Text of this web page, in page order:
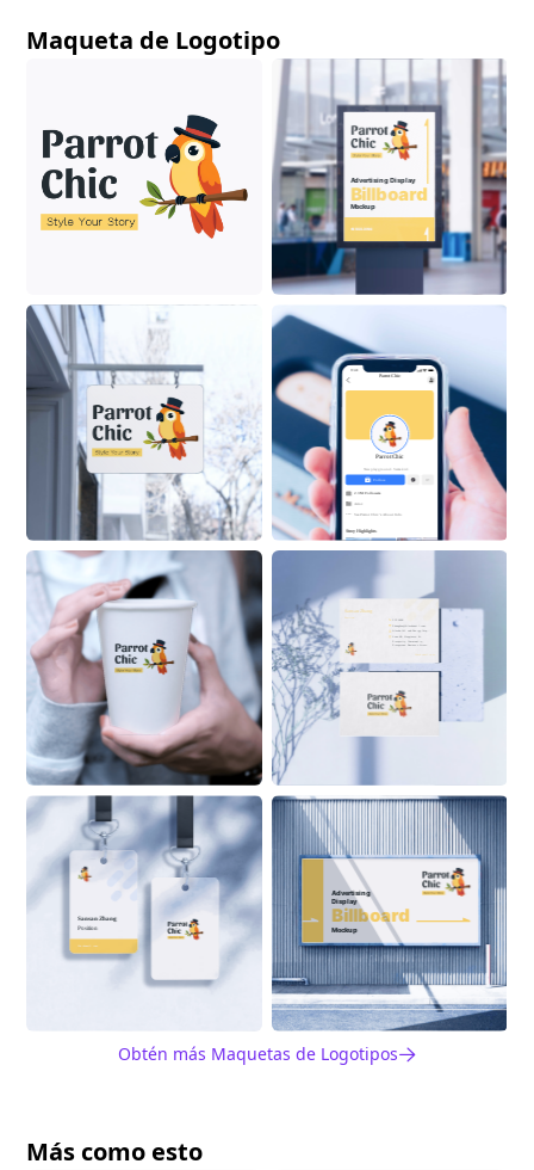
Maqueta de Logotipo
Advertising Display
Billboard
Mockup
ON BUILDING
Stroy Highlights
9:41
Parrot
Chic
Parrot
Chic
New playground. Same kid.
2.3M Followers
Actor
See Parrot
Chic ’s About Info
Follow
Sansan Zhang
Position
555 6999
ZhangSan@Alaskanoil.com
Alaska Oil and Energy Corp.
Lane 88, Happiness &
Prosperity Community,
Prosperous Business Street
Alaskanoil.com
Alaskanoil.com
Sansan Zhang
Position
Advertising
Display
Billboard
Mockup
Obtén más Maquetas de Logotipos
Más como esto